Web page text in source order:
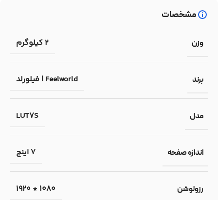
مشخصات
وزن 2 کیلوگرم
برند Feelworld | فیلورلد
مدل LUT7S
اندازه صفحه 7 اینج
رزولوشن 1080 * 1920